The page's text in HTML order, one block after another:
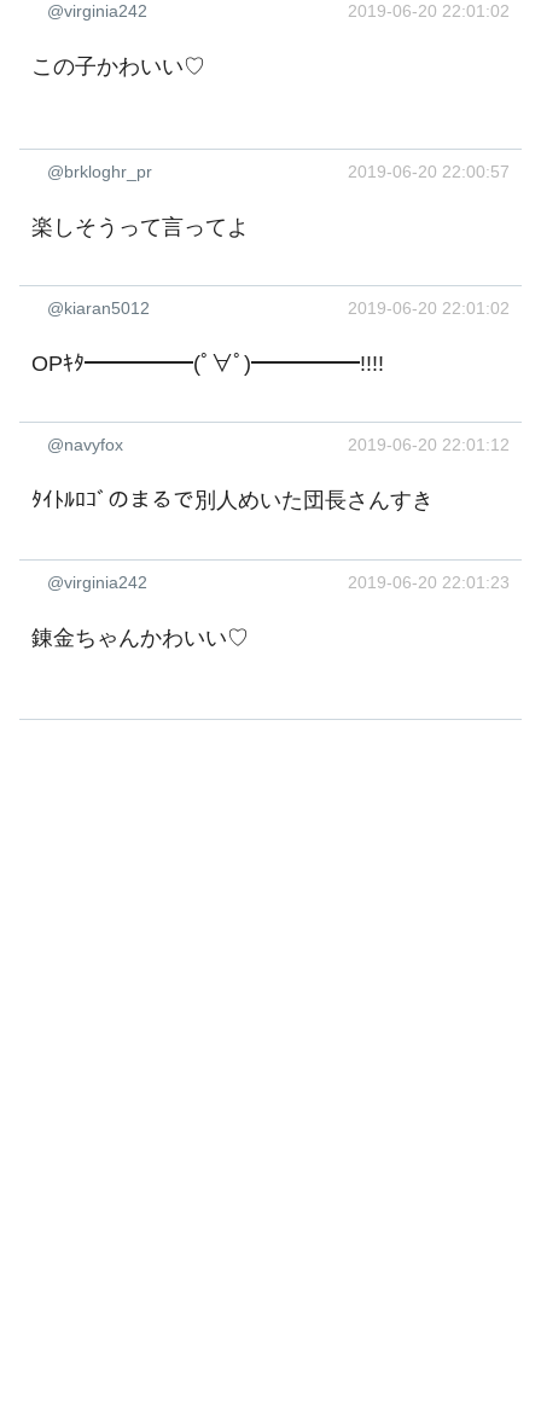
@virginia242 2019-06-20 22:01:02
この子かわいい♡
@brkloghr_pr 2019-06-20 22:00:57
楽しそうって言ってよ
@kiaran5012 2019-06-20 22:01:02
OPｷﾀ━━━━━(ﾟ∀ﾟ)━━━━━!!!!
@navyfox 2019-06-20 22:01:12
ﾀｲﾄﾙﾛｺﾞのまるで別人めいた団長さんすき
@virginia242 2019-06-20 22:01:23
錬金ちゃんかわいい♡